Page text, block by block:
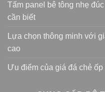
Tấm panel bê tông nhẹ
cần biết
Lựa chọn thông minh với
cao
Ưu điểm của giá đá chẻ